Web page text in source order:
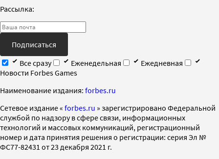
Рассылка:
Подписаться
Все сразу
Еженедельная
Ежедневная
Новости Forbes Games
Наименование издания: forbes.ru
Cетевое издание « forbes.ru » зарегистрировано Федеральной
службой по надзору в сфере связи, информационных
технологий и массовых коммуникаций, регистрационный
номер и дата принятия решения о регистрации: серия Эл №
ФС77-82431 от 23 декабря 2021 г.